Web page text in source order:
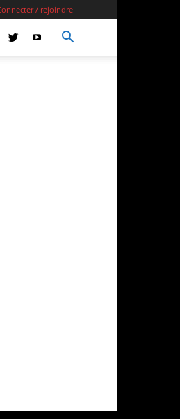
/ rejoindre